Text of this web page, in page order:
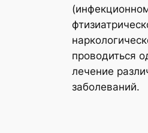
проводиться
лечение
заболеваний.